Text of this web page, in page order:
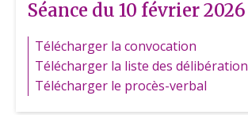
Séance du 10 février 2026
Télécharger la convocation
Télécharger la liste des
Télécharger le procès-verbal